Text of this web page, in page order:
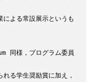
による常設展示というも
同様，プログラム委員
る学生奨励賞に加え，